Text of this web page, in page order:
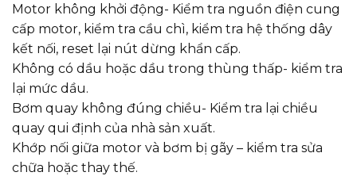
Motor không khởi động- Kiểm tra nguồn điện cung
cấp motor, kiểm tra cầu chì, kiểm tra hệ thống dây
kết nối, reset lại nút dừng khẩn cấp.
Không có dầu hoặc dầu trong thùng thấp- kiểm tra
lại mức dầu.
Bơm quay không đúng chiều- Kiểm tra lại chiều
quay qui định của nhà sản xuất.
Khớp nối giữa motor và bơm bị gãy – kiểm tra sửa
chữa hoặc thay thế.